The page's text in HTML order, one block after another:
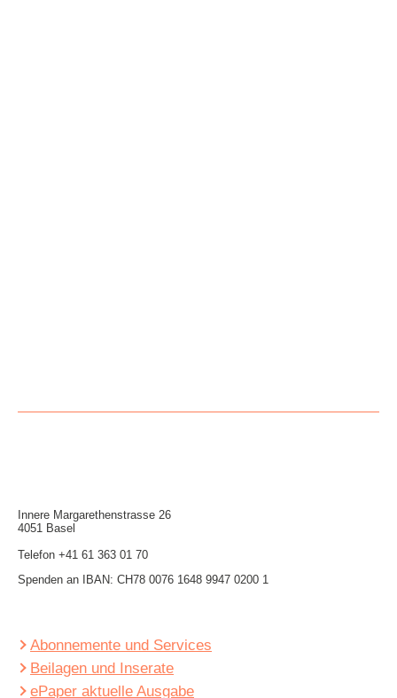
Innere Mar­garethen­strasse 26
4051 Basel
Telefon +41 61 363 01 70
Spenden an IBAN: CH78 0076 1648 9947 0200 1
Abonnemente und Services
Beilagen und Inserate
ePaper aktuelle Ausgabe